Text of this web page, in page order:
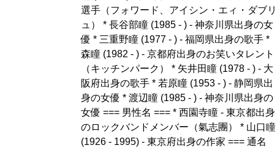
選手（フォワード、アイシン・エィ・ダブリ
ュ） * 長谷部瞳 (1985 - ) - 神奈川県出身の女
優 * 三重野瞳 (1977 - ) - 福岡県出身の歌手 *
森瞳 (1982 - ) - 京都府出身のお笑いタレント
（キッチンパーク） * 矢井田瞳 (1978 - ) - 大
阪府出身の歌手 * 若原瞳 (1953 - ) - 静岡県出
身の女優 * 渡辺瞳 (1985 - ) - 神奈川県出身の
女優 === 男性名 === * 西園寺瞳 - 東京都出身
のロックバンドメンバー（氣志團） * 山口瞳
(1926 - 1995) - 東京府出身の作家 === 通名